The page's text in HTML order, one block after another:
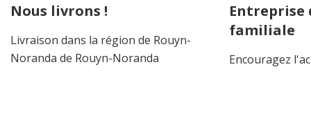
Nous livrons !
Livraison dans la région de Rouyn-
Noranda de Rouyn-Noranda
Entreprise
familiale
Encouragez